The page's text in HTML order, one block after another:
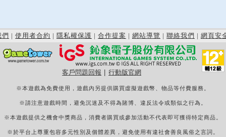
們 | 使用者合約 | 隱私權保護 | 合作提案 | 網站導覽 | 聯絡我們 | 網頁安
客戶問題回報 行動版官網
※本遊戲為免費使用，遊戲內另提供購買虛擬遊戲幣、物品等付費服務。
※請注意遊戲時間，避免沉迷及不得為賭博、違反法令或類似之行為。
※本遊戲提供之機會中獎商品，消費者購買或參加活動不代表即可獲得特定商品。
※於平台上尊重包容多元性別及個體差異，避免使用有違社會善良風俗之言詞。